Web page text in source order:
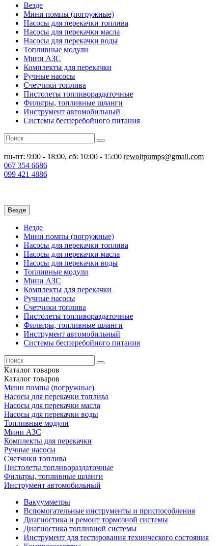
Везде
Мини помпы (погружные)
Насосы для перекачки топлива
Насосы для перекачки масла
Насосы для перекачки воды
Топливные модули
Мини АЗС
Комплекты для перекачки
Ручные насосы
Счетчики топлива
Пистолеты топливораздаточные
Фильтры, топливные шланги
Инструмент автомобильный
Системы бесперебойного питания
пн-пт: 9:00 - 18:00, сб: 10:00 - 15:00 rewoltpumps@gmail.com
067 354 6686
099 421 4886
Везде
Везде
Мини помпы (погружные)
Насосы для перекачки топлива
Насосы для перекачки масла
Насосы для перекачки воды
Топливные модули
Мини АЗС
Комплекты для перекачки
Ручные насосы
Счетчики топлива
Пистолеты топливораздаточные
Фильтры, топливные шланги
Инструмент автомобильный
Системы бесперебойного питания
Каталог товаров
Каталог товаров
Мини помпы (погружные)
Насосы для перекачки топлива
Насосы для перекачки масла
Насосы для перекачки воды
Топливные модули
Мини АЗС
Комплекты для перекачки
Ручные насосы
Счетчики топлива
Пистолеты топливораздаточные
Фильтры, топливные шланги
Инструмент автомобильный
Вакуумметры
Вспомогательные инструменты и приспособления
Диагностика и ремонт тормозной системы
Диагностика топливной системы
Инструмент для тестирования технического состояния